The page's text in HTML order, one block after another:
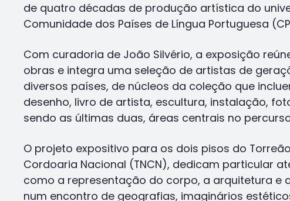
de quatro décadas de produção artística do
Comunidade dos Países de Língua Portuguesa
Com curadoria de João Silvério, a exposição
obras e integra uma seleção de artistas de
diversos países, de núcleos da coleção que
desenho, livro de artista, escultura, instalação,
sendo as últimas duas, áreas centrais no
O projeto expositivo para os dois pisos do
Cordoaria Nacional (TNCN), dedicam particular
como a representação do corpo, a arquitetura e
num encontro de geografias, imaginários